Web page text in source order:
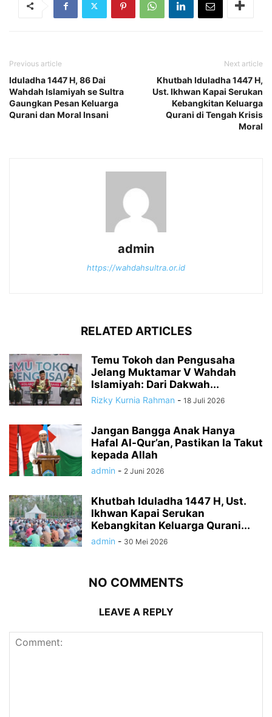
Previous article
Iduladha 1447 H, 86 Dai
Wahdah Islamiyah se Sultra
Gaungkan Pesan Keluarga
Qurani dan Moral Insani
Next article
Khutbah Iduladha 1447 H,
Ust. Ikhwan Kapai Serukan
Kebangkitan Keluarga
Qurani di Tengah Krisis
Moral
admin
https://wahdahsultra.or.id
RELATED ARTICLES
Temu Tokoh dan Pengusaha
Jelang Muktamar V Wahdah
Islamiyah: Dari Dakwah...
Rizky Kurnia Rahman - 18 Juli 2026
Jangan Bangga Anak Hanya
Hafal Al-Qur’an, Pastikan Ia Takut
kepada Allah
admin - 2 Juni 2026
Khutbah Iduladha 1447 H, Ust.
Ikhwan Kapai Serukan
Kebangkitan Keluarga Qurani...
admin - 30 Mei 2026
NO COMMENTS
LEAVE A REPLY